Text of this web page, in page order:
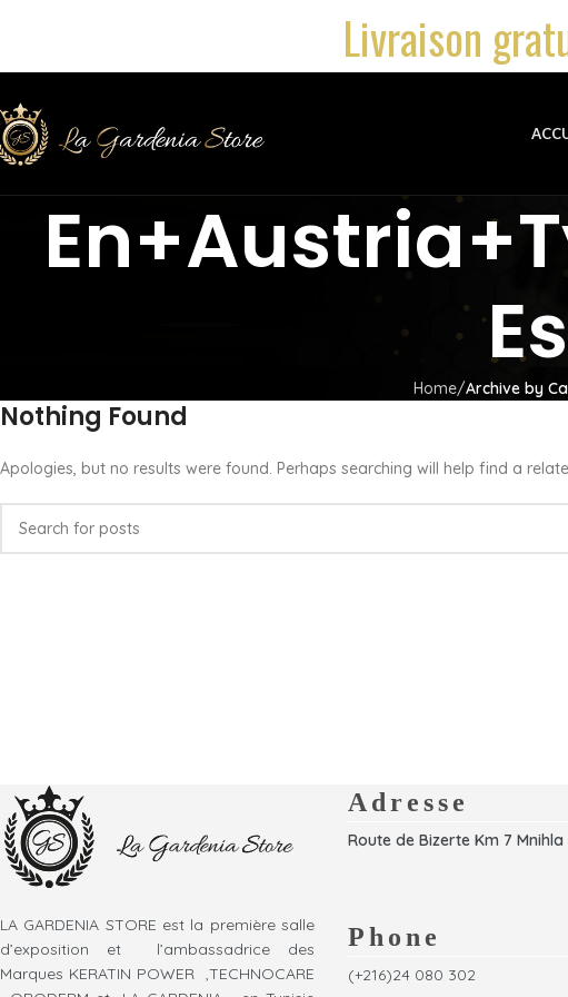
Livraison
Home Archive by
Nothing Found
Apologies, but no results were found. Perhaps searching will help find a
LA GARDENIA STORE est la première salle
d’exposition et l’ambassadrice des
Marques KERATIN POWER ,TECHNOCARE
Adresse
Route de Bizerte Km 7 Mnihla
Phone
(+216)24 080 302